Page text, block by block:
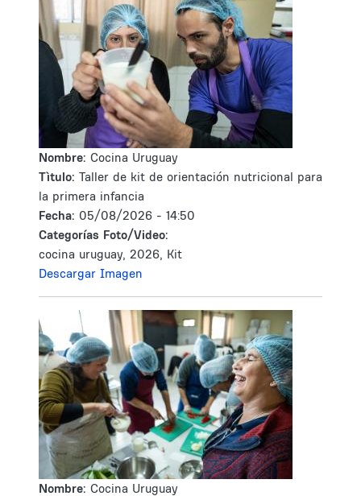
Nombre: Cocina Uruguay
Tìtulo: Taller de kit de orientación nutricional para
la primera infancia
Fecha: 05/08/2026 - 14:50
Categorías Foto/Video:
cocina uruguay, 2026, Kit
Descargar Imagen
Nombre: Cocina Uruguay